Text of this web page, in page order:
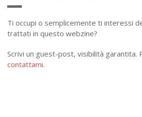
Ti occupi o semplicemente ti interessi
trattati in questo webzine?
Scrivi un guest-post, visibilità garantita.
contattami.